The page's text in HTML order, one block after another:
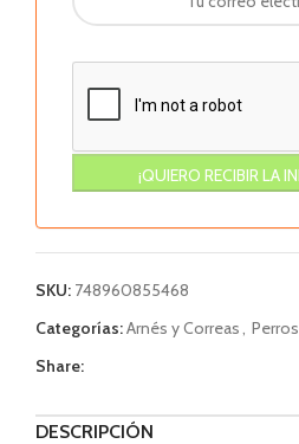
SKU: 748960855468
Categorías:Arnés y Correas, Perros
Share:
DESCRIPCIÓN